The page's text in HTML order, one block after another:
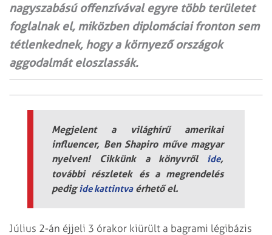
nagyszabású offenzívával egyre több területet
foglalnak el, miközben diplomáciai fronton sem
tétlenkednek, hogy a környező országok
aggodalmát eloszlassák.
Megjelent a világhírű amerikai
influencer, Ben Shapiro műve magyar
nyelven! Cikkünk a könyvről ide,
további részletek és a megrendelés
pedigide kattintvaérhető el.
Július 2-án éjjeli 3 órakor kiürült a bagrami légibázis